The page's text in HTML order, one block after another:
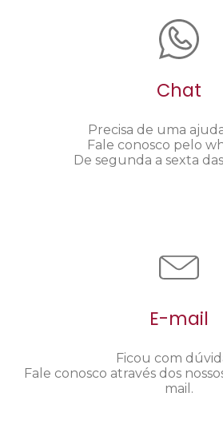
Chat
Precisa de uma
Fale conosco pelo
De segunda a sexta
E-mail
Ficou com
Fale conosco através dos
mail.